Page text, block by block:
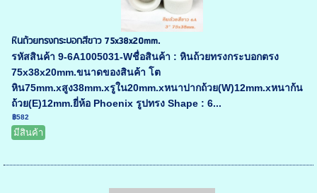
หินถ้วยทรงกระบอกสีขาว 75x38x20mm.
รหัสสินค้า 9-6A1005031-Wชื่อสินค้า : หินถ้วยทรงกระบอกตรง
75x38x20mm.ขนาดของสินค้า โต
หิน75mm.xสูง38mm.xรูใน20mm.xหนาปากถ้วย(W)12mm.xหนาก้น
ถ้วย(E)12mm.ยี่ห้อ Phoenix รูปทรง Shape : 6...
฿582
มีสินค้า